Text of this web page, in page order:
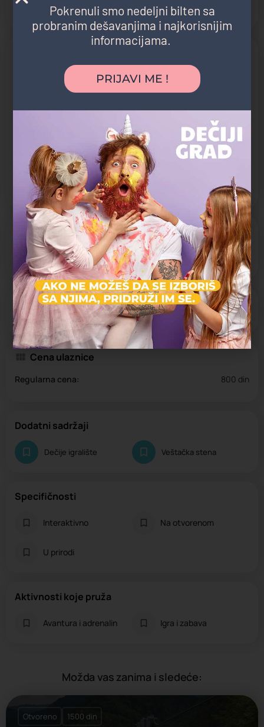
Kategorija atrakcije
Zabavni park
Otvoreno
Radno vreme: 10:00 - 17:00
Cena ulaznice
Regularna cena: 800 din
Dodatni sadržaji
Dečije igralište Veštačka stena
Specifičnosti
Interaktivno Na otvorenom
U prirodi
Aktivnosti koje pruža
Avantura i adrenalin Igra i zabava
Možda vas zanima i sledeće:
Otvoreno 1500 din
Pokrenuli smo nedeljni bilten sa
probranim dešavanjima i najkorisnijim
informacijama.
PRIJAVI ME !